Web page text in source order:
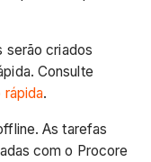
serão criados
Consulte
rápida.
As tarefas
com o Procore